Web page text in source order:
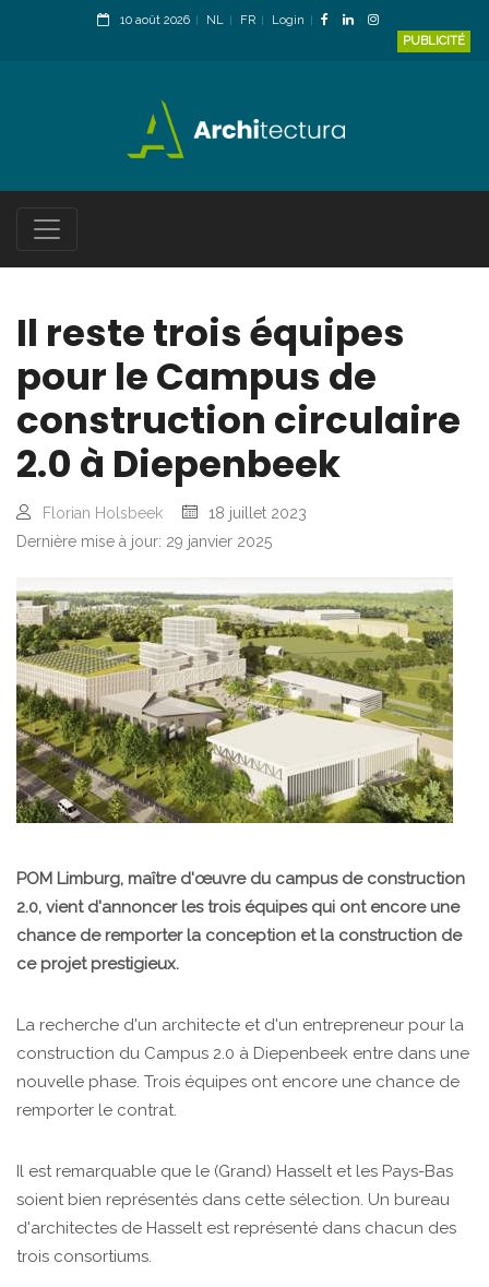
10 août 2026 NL FR
Login
PUBLICITÉ
Il reste trois équipes
pour le Campus de
construction circulaire
2.0 à Diepenbeek
Florian Holsbeek
18 juillet 2023
Dernière mise à jour: 29 janvier 2025
POM Limburg, maître d'œuvre du campus de construction
2.0, vient d'annoncer les trois équipes qui ont encore une
chance de remporter la conception et la construction de
ce projet prestigieux.
La recherche d'un architecte et d'un entrepreneur pour la
construction du Campus 2.0 à Diepenbeek entre dans une
nouvelle phase. Trois équipes ont encore une chance de
remporter le contrat.
Il est remarquable que le (Grand) Hasselt et les Pays-Bas
soient bien représentés dans cette sélection. Un bureau
d'architectes de Hasselt est représenté dans chacun des
trois consortiums.